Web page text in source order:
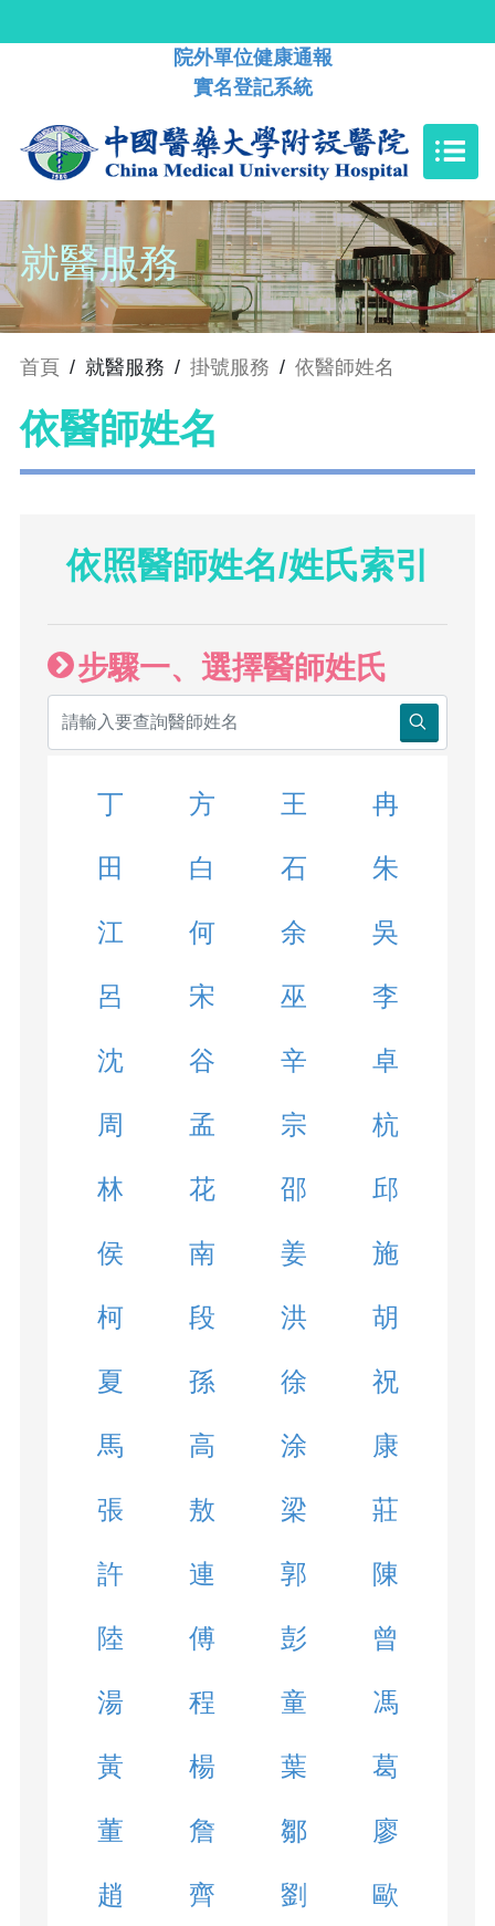
院外單位健康通報
實名登記系統
就醫服務
首頁 / 就醫服務 / 掛號服務 / 依醫師姓名
依醫師姓名
依照醫師姓名/姓氏索引
步驟一、選擇醫師姓氏
丁 方 王 冉
田 白 石 朱
江 何 余 吳
呂 宋 巫 李
沈 谷 辛 卓
周 孟 宗 杭
林 花 邵 邱
侯 南 姜 施
柯 段 洪 胡
夏 孫 徐 祝
馬 高 涂 康
張 敖 梁 莊
許 連 郭 陳
陸 傅 彭 曾
湯 程 童 馮
黃 楊 葉 葛
董 詹 鄒 廖
趙 齊 劉 歐